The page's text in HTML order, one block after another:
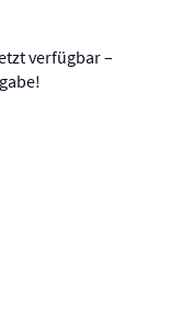
verfügbar –